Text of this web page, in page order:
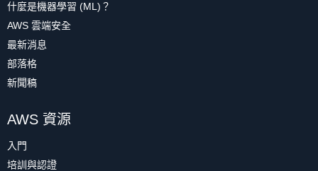
什麼是機器學習 (ML)？
AWS 雲端安全
最新消息
部落格
新聞稿
AWS 資源
入門
培訓與認證